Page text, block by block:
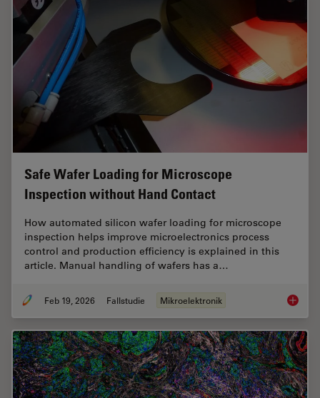
Safe Wafer Loading for Microscope
Inspection without Hand Contact
How automated silicon wafer loading for microscope
inspection helps improve microelectronics process
control and production efficiency is explained in this
article. Manual handling of wafers has a…
Feb 19, 2026 Fallstudie Mikroelektronik Safe